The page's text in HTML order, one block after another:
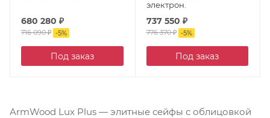
680 280 ₽
716 090₽ -5%
Под заказ
электрон.
737 550 ₽
776 370₽ -5%
Под заказ
ArmWood Lux Plus — элитные сейфы с облицовкой